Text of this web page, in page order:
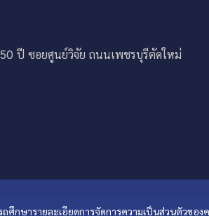
ปี ซอยศูนย์วิจัย ถนนเพชรบุรีตัดใหม่
กษารายละเอียดการจัดการความเป็นส่วนตัวขอ